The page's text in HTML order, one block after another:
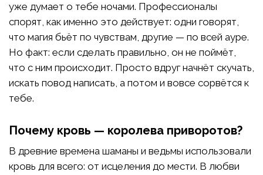
уже думает о тебе ночами. Профессионалы
спорят, как именно это действует: одни говорят,
что магия бьёт по чувствам, другие — по всей ауре.
Но факт: если сделать правильно, он не поймёт,
что с ним происходит. Просто вдруг начнёт скучать,
искать повод написать, а потом и вовсе сорвётся к
тебе.
Почему кровь — королева приворотов?
В древние времена шаманы и ведьмы использовали
кровь для всего: от исцеления до мести. В любви